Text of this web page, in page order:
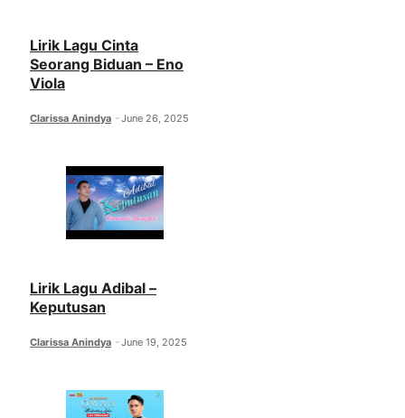
Lirik Lagu Cinta
Seorang Biduan – Eno
Viola
Clarissa Anindya June 26, 2025
Lirik Lagu Adibal –
Keputusan
Clarissa Anindya June 19, 2025